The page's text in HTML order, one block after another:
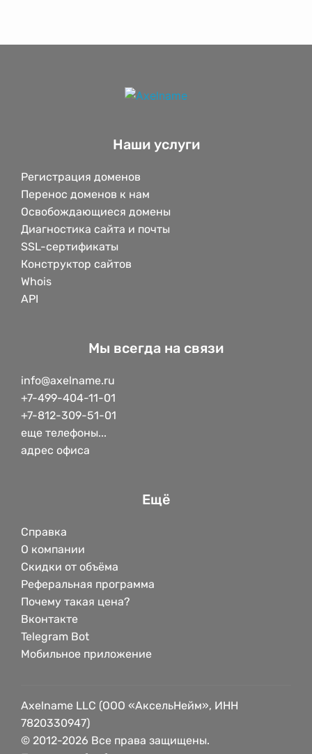
Наши услуги
Регистрация доменов
Перенос доменов к нам
Освобождающиеся домены
Диагностика сайта и почты
SSL-сертификаты
Конструктор сайтов
Whois
API
Мы всегда на связи
info@axelname.ru
+7-499-404-11-01
+7-812-309-51-01
еще телефоны...
адрес офиса
Ещё
Справка
О компании
Скидки от объёма
Реферальная программа
Почему такая цена?
Вконтакте
Telegram Bot
Мобильное приложение
Axelname LLC (ООО «АксельНейм», ИНН
7820330947)
© 2012-2026 Все права защищены.